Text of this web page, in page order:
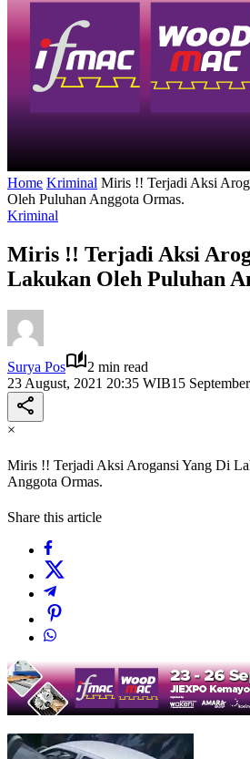
Home Kriminal Miris !! Terjadi Aksi
Oleh Puluhan Anggota Ormas.
Kriminal
Miris !! Terjadi Aksi
Lakukan Oleh Puluhan
Surya Pos
2 min read
23 August, 2021 20:35 WIB15
×
Miris !! Terjadi Aksi Arogansi Yang Di
Anggota Ormas.
Share this article